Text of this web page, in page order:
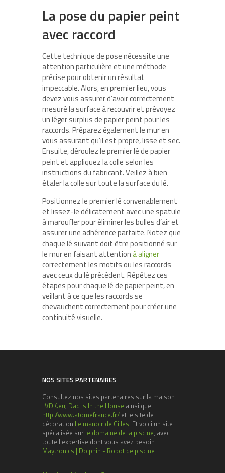
La pose du papier peint
avec raccord
Cette technique de pose nécessite une
attention particulière et une méthode
précise pour obtenir un résultat
impeccable. Alors, en premier lieu, vous
devez vous assurer d’avoir correctement
mesuré la surface à recouvrir et prévoyez
un léger surplus de papier peint pour les
raccords. Préparez également le mur en
vous assurant qu’il est propre, lisse et sec.
Ensuite, déroulez le premier lé de papier
peint et appliquez la colle selon les
instructions du fabricant. Veillez à bien
étaler la colle sur toute la surface du lé.
Positionnez le premier lé convenablement
et lissez-le délicatement avec une spatule
à maroufler pour éliminer les bulles d’air et
assurer une adhérence parfaite. Notez que
chaque lé suivant doit être positionné sur
le mur en faisant attentionà aligner
correctement les motifs ou les raccords
avec ceux du lé précédent. Répétez ces
étapes pour chaque lé de papier peint, en
veillant à ce que les raccords se
chevauchent correctement pour créer une
continuité visuelle.
NOS SITES PARTENAIRES
Consultez nos sites partenaires sur la maison :
LVDK.eu, Dad Is In the House ainsi que
http://www.atomefrance.fr/ et le site de
décoration Le manoir de Gilles. Et voici un site
spécalisée sur le domaine de la piscine, avec
toute l'expertise dont vous avez besoin
Maytronics | Dolphin - Robot de piscine